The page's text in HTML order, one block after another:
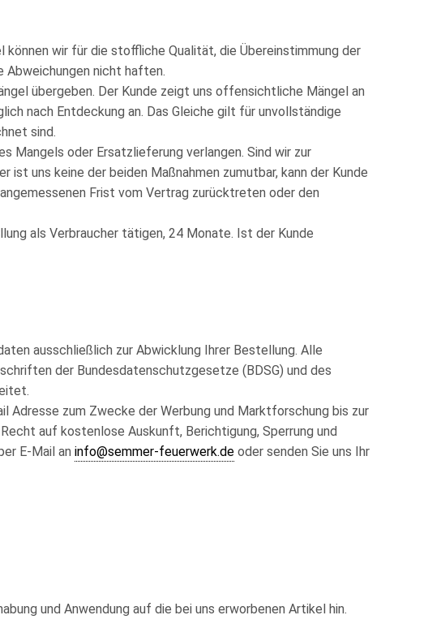
wir für die stoffliche Qualität, die Übereinstimmung der
nicht haften.
übergeben. Der Kunde zeigt uns offensichtliche Mängel an
nach Entdeckung an. Das Gleiche gilt für unvollständige
sind.
Mangels oder Ersatzlieferung verlangen. Sind wir zur
uns keine der beiden Maßnahmen zumutbar, kann der Kunde
Frist vom Vertrag zurücktreten oder den
als Verbraucher tätigen, 24 Monate. Ist der Kunde
ausschließlich zur Abwicklung Ihrer Bestellung. Alle
der Bundesdatenschutzgesetze (BDSG) und des
Adresse zum Zwecke der Werbung und Marktforschung bis zur
auf kostenlose Auskunft, Berichtigung, Sperrung und
E-Mail an info@semmer-feuerwerk.de oder senden Sie uns Ihr
und Anwendung auf die bei uns erworbenen Artikel hin.